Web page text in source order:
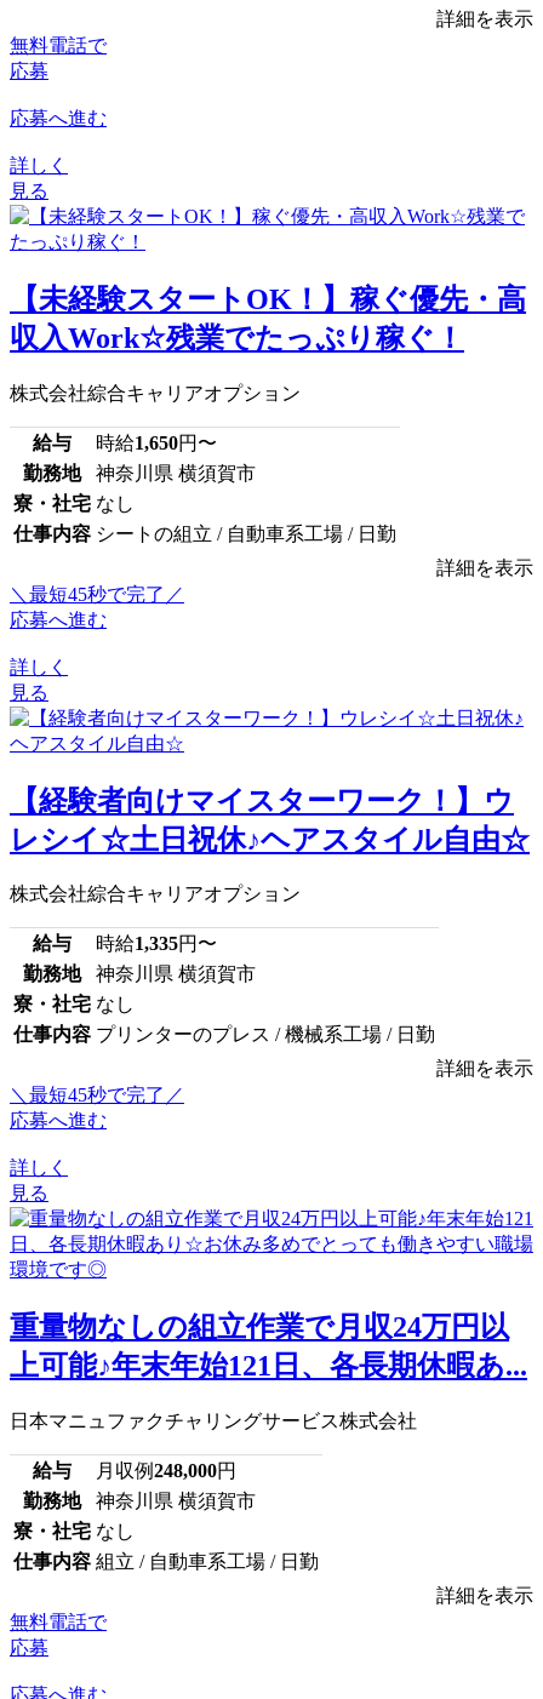
詳細を表示
無料電話で
応募
応募へ進む
詳しく
見る
【未経験スタートOK！】稼ぐ優先・高
収入Work☆残業でたっぷり稼ぐ！
株式会社綜合キャリアオプション
給与 時給1,650円〜
勤務地
神奈川県 横須賀市
寮・社宅 なし
仕事内容 シートの組立 / 自動車系工場 / 日勤
詳細を表示
＼最短45秒で完了／
応募へ進む
詳しく
見る
【経験者向けマイスターワーク！】ウ
レシイ☆土日祝休♪ヘアスタイル自由☆
株式会社綜合キャリアオプション
給与 時給1,335円〜
勤務地
神奈川県 横須賀市
寮・社宅 なし
仕事内容 プリンターのプレス / 機械系工場 / 日勤
詳細を表示
＼最短45秒で完了／
応募へ進む
詳しく
見る
重量物なしの組立作業で月収24万円以
上可能♪年末年始121日、各長期休暇あ...
日本マニュファクチャリングサービス株式会社
給与 月収例248,000円
勤務地
神奈川県 横須賀市
寮・社宅 なし
仕事内容 組立 / 自動車系工場 / 日勤
詳細を表示
無料電話で
応募